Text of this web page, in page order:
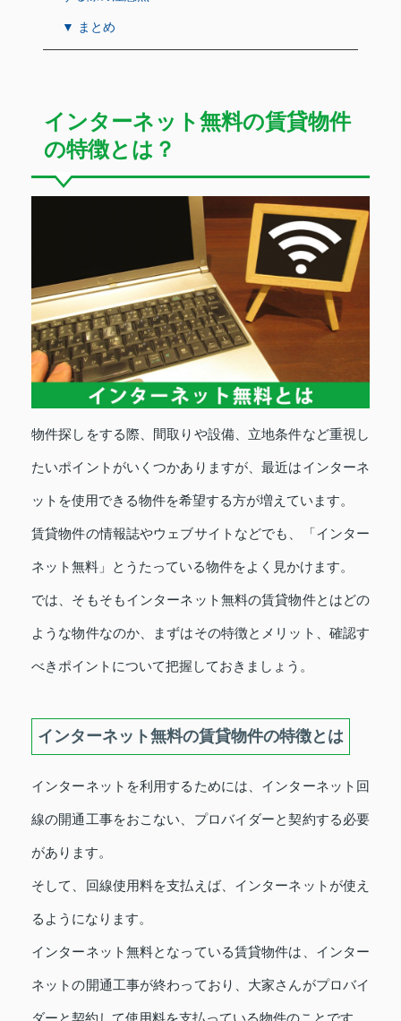
▼ まとめ
インターネット無料の賃貸物件
の特徴とは？
物件探しをする際、間取りや設備、立地条件など重視し
たいポイントがいくつかありますが、最近はインターネ
ットを使用できる物件を希望する方が増えています。
賃貸物件の情報誌やウェブサイトなどでも、「インター
ネット無料」とうたっている物件をよく見かけます。
では、そもそもインターネット無料の賃貸物件とはどの
ような物件なのか、まずはその特徴とメリット、確認す
べきポイントについて把握しておきましょう。
インターネット無料の賃貸物件の特徴とは
インターネットを利用するためには、インターネット回
線の開通工事をおこない、プロバイダーと契約する必要
があります。
そして、回線使用料を支払えば、インターネットが使え
るようになります。
インターネット無料となっている賃貸物件は、インター
ネットの開通工事が終わっており、大家さんがプロバイ